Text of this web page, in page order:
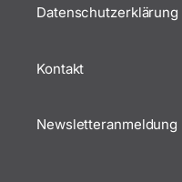
Datenschutzerklärung
Kontakt
Newsletteranmeldung